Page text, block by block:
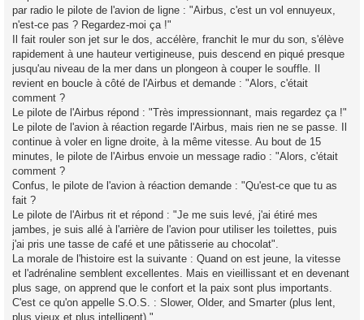
par radio le pilote de l'avion de ligne : "Airbus, c'est un vol ennuyeux,
n'est-ce pas ? Regardez-moi ça !"
Il fait rouler son jet sur le dos, accélère, franchit le mur du son, s'élève
rapidement à une hauteur vertigineuse, puis descend en piqué presque
jusqu'au niveau de la mer dans un plongeon à couper le souffle. Il
revient en boucle à côté de l'Airbus et demande : "Alors, c'était
comment ?
Le pilote de l'Airbus répond : "Très impressionnant, mais regardez ça !"
Le pilote de l'avion à réaction regarde l'Airbus, mais rien ne se passe. Il
continue à voler en ligne droite, à la même vitesse. Au bout de 15
minutes, le pilote de l'Airbus envoie un message radio : "Alors, c'était
comment ?
Confus, le pilote de l'avion à réaction demande : "Qu'est-ce que tu as
fait ?
Le pilote de l'Airbus rit et répond : "Je me suis levé, j'ai étiré mes
jambes, je suis allé à l'arrière de l'avion pour utiliser les toilettes, puis
j'ai pris une tasse de café et une pâtisserie au chocolat".
La morale de l'histoire est la suivante : Quand on est jeune, la vitesse
et l'adrénaline semblent excellentes. Mais en vieillissant et en devenant
plus sage, on apprend que le confort et la paix sont plus importants.
C'est ce qu'on appelle S.O.S. : Slower, Older, and Smarter (plus lent,
plus vieux et plus intelligent)."